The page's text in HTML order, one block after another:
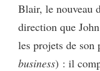
Blair, le nouveau
direction que
les projets de son
business) : il